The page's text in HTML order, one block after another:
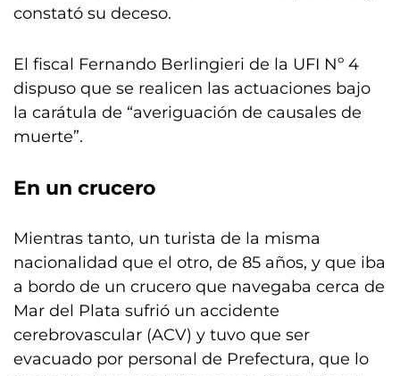
constató su deceso.
El fiscal Fernando Berlingieri de la UFI Nº 4
dispuso que se realicen las actuaciones bajo
la carátula de “averiguación de causales de
muerte”.
En un crucero
Mientras tanto, un turista de la misma
nacionalidad que el otro, de 85 años, y que iba
a bordo de un crucero que navegaba cerca de
Mar del Plata sufrió un accidente
cerebrovascular (ACV) y tuvo que ser
evacuado por personal de Prefectura, que lo